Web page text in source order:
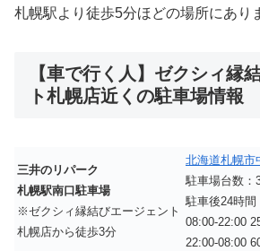
札幌駅より徒歩5分ほどの場所にあり
【車で行く人】ゼクシィ縁
ト札幌店近くの駐車場情報
三井のリパーク
札幌駅南口駐車場
※ゼクシィ縁結びエージェント
札幌店から徒歩3分
北海道札幌市
駐車場台数：
駐車後24時
08:00-22:00
22:00-08:00